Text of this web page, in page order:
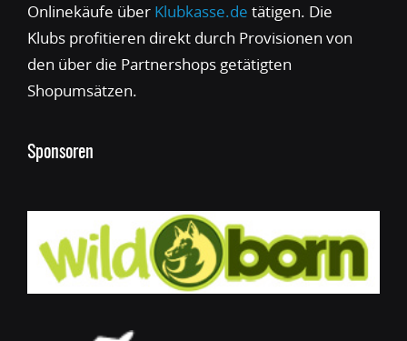
Onlinekäufe über Klubkasse.de tätigen. Die
Klubs profitieren direkt durch Provisionen von
den über die Partnershops getätigten
Shopumsätzen.
Sponsoren